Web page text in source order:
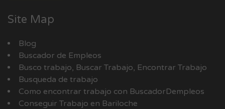
Site Map
Blog
Buscador de Empleos
Busco trabajo, Buscar Trabajo, Encontrar Trabajo
Busqueda de trabajo
Como encontrar trabajo con BuscadorDempleos
Conseguir Trabajo en Bariloche